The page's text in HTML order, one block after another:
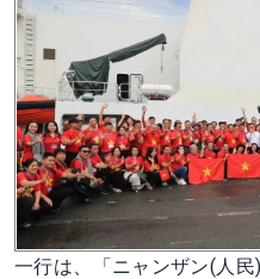
一行は、「ニャンザン(人